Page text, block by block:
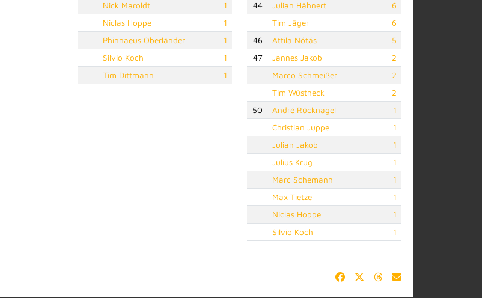
Nick Maroldt
1
Niclas Hoppe
1
Phinnaeus Oberländer
1
Silvio Koch
1
Tim Dittmann
1
44
Julian Hähnert
6
Tim Jäger
6
46
Attila Nótás
5
47
Jannes Jakob
2
Marco Schmeißer
2
Tim Wüstneck
2
50
André Rücknagel
1
Christian Juppe
1
Julian Jakob
1
Julius Krug
1
Marc Schemann
1
Max Tietze
1
Niclas Hoppe
1
Silvio Koch
1